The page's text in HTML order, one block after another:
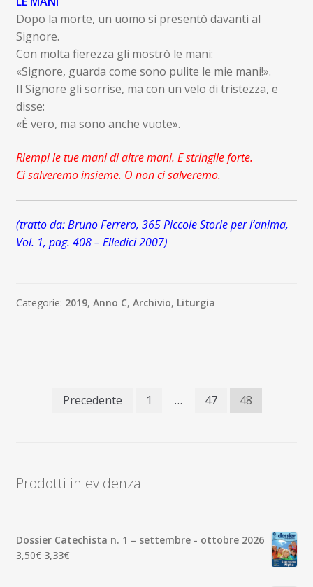
Dopo la morte, un uomo si presentò davanti al
Signore.
Con molta fierezza gli mostrò le mani:
«Signore, guarda come sono pulite le mie mani!».
Il Signore gli sorrise, ma con un velo di tristezza, e
disse:
«È vero, ma sono anche vuote».
Riempi le tue mani di altre mani. E stringile forte.
Ci salveremo insieme. O non ci salveremo.
(tratto da: Bruno Ferrero, 365 Piccole Storie per l’anima,
Vol. 1, pag. 408 – Elledici 2007)
Categorie: 2019, Anno C, Archivio, Liturgia
Paginazione
Precedente 1 … 47 48
Prodotti in evidenza
Dossier Catechista n. 1 – settembre - ottobre 2026
3,50€ Il
3,33€Il